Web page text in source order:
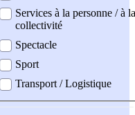
Services à la personne / à la
collectivité
Spectacle
Sport
Transport / Logistique